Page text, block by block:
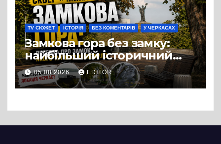
випадковістю
TV СЮЖЕТ ІСТОРІЯ БЕЗ КОМЕНТАРІВ У ЧЕРКАСАХ
Замкова гора без замку:
найбільший історичний
міф Черкас
05.08.2026 EDITOR